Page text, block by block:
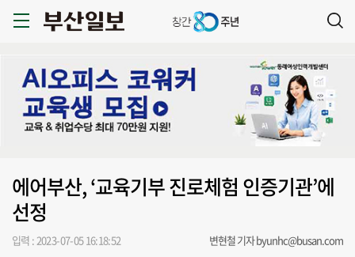
에어부산, ‘교육기부 진로체험 인증기관’에
선정
입력 : 2023-07-05 16:18:52 변현철 기자 byunhc@busan.com